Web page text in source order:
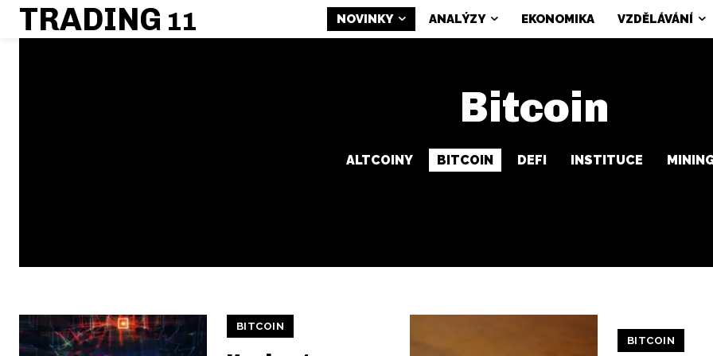
TRADING 11 NOVINKY ANALÝZY EKONOMIKA VZDĚLÁVÁNÍ
Bitcoin
ALTCOINY BITCOIN DEFI INSTITUCE
BITCOIN
BITCOIN